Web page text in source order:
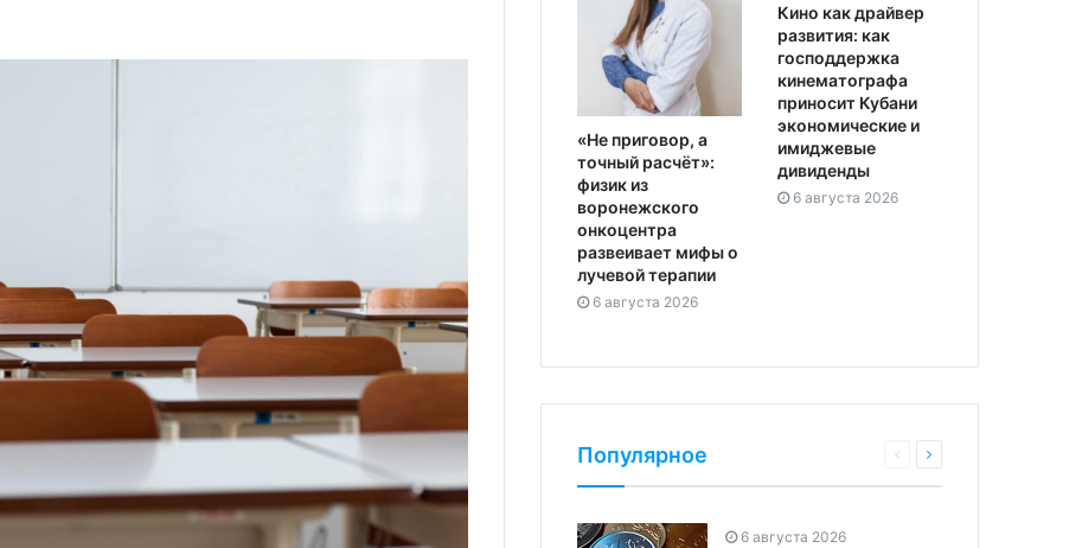
«Не приговор, а
точный расчёт»:
физик из
воронежского
онкоцентра
развеивает мифы о
лучевой терапии
6 августа 2026
Кино как драйвер
развития: как
господдержка
кинематографа
приносит Кубани
экономические и
имиджевые
дивиденды
6 августа 2026
Популярное
6 августа 2026